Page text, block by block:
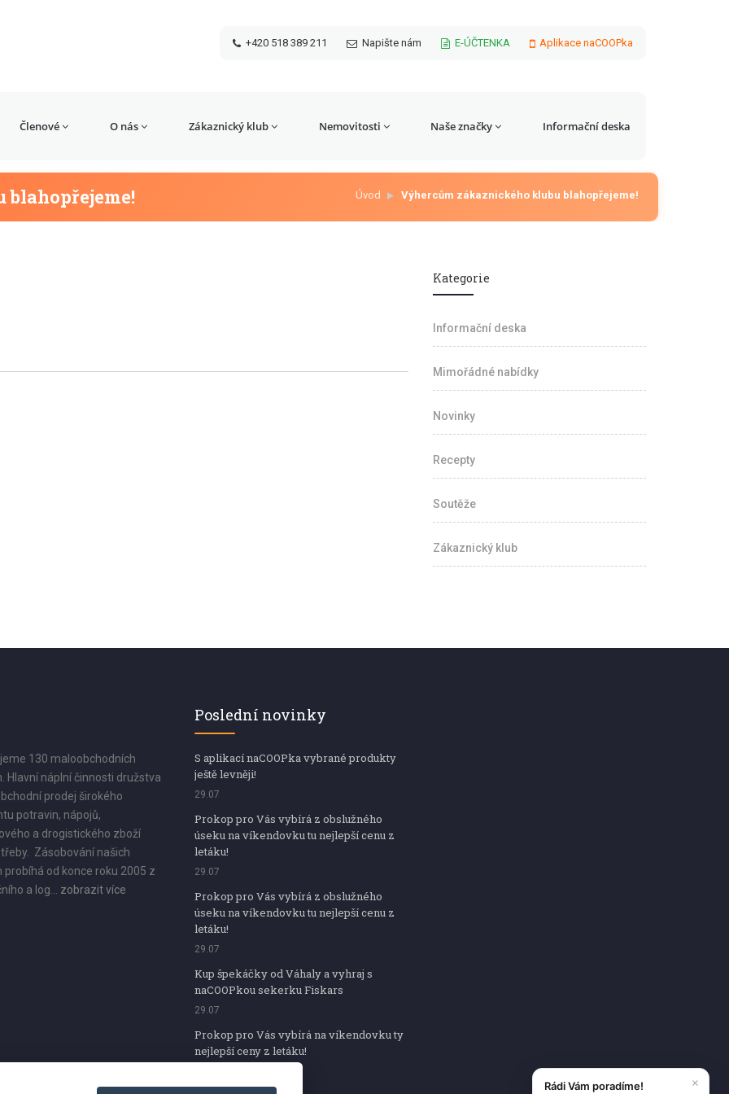
+420 518 389 211 Napište nám E-ÚČTENKA Aplikace naCOOPka
Členové O nás Zákaznický klub Nemovitosti Naše značky Informační deska
Úvod Výhercům zákaznického klubu blahopřejeme!
Kategorie
Informační deska
Mimořádné nabídky
Novinky
Recepty
Soutěže
Zákaznický klub
130 maloobchodních
Hlavní náplní činnosti družstva
prodej širokého
potravin, nápojů,
a drogistického zboží
Zásobování našich
probíhá od konce roku 2005 z
a log... zobrazit více
Poslední novinky
S aplikací naCOOPka vybrané produkty
ještě levněji!
29.07
Prokop pro Vás vybírá z obslužného
úseku na víkendovku tu nejlepší cenu z
letáku!
29.07
Prokop pro Vás vybírá z obslužného
úseku na víkendovku tu nejlepší cenu z
letáku!
29.07
Kup špekáčky od Váhaly a vyhraj s
naCOOPkou sekerku Fiskars
29.07
Prokop pro Vás vybírá na víkendovku ty
nejlepší ceny z letáku!